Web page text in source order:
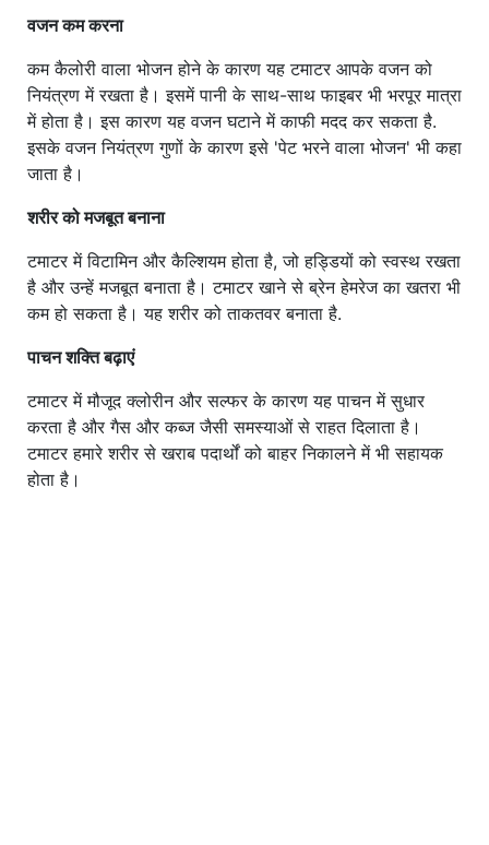
वजन कम करना
कम कैलोरी वाला भोजन होने के कारण यह टमाटर आपके वजन को
नियंत्रण में रखता है। इसमें पानी के साथ-साथ फाइबर भी भरपूर मात्रा
में होता है। इस कारण यह वजन घटाने में काफी मदद कर सकता है.
इसके वजन नियंत्रण गुणों के कारण इसे 'पेट भरने वाला भोजन' भी कहा
जाता है।
शरीर को मजबूत बनाना
टमाटर में विटामिन और कैल्शियम होता है, जो हड्डियों को स्वस्थ रखता
है और उन्हें मजबूत बनाता है। टमाटर खाने से ब्रेन हेमरेज का खतरा भी
कम हो सकता है। यह शरीर को ताकतवर बनाता है.
पाचन शक्ति बढ़ाएं
टमाटर में मौजूद क्लोरीन और सल्फर के कारण यह पाचन में सुधार
करता है और गैस और कब्ज जैसी समस्याओं से राहत दिलाता है।
टमाटर हमारे शरीर से खराब पदार्थों को बाहर निकालने में भी सहायक
होता है।